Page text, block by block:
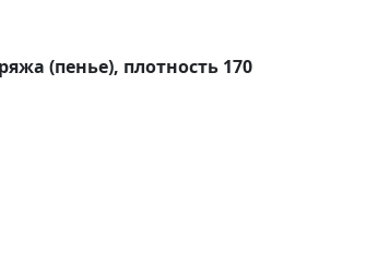
(пенье), плотность 170